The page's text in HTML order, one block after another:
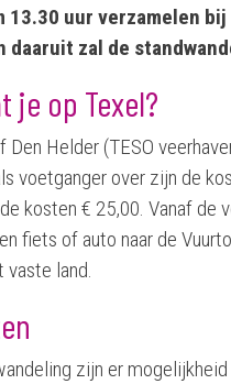
13.30 uur verzamelen
daaruit zal de
je op Texel?
Den Helder (TESO
voetganger over zijn de
kosten € 25,00. Vanaf
fiets of auto naar de
vaste land.
zijn er